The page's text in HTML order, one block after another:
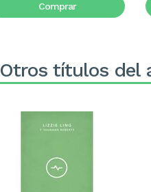
Comprar
Otros títulos del